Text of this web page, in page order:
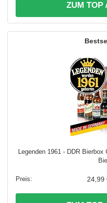
ZUM TOP
Legenden 1961 - DDR
24,99